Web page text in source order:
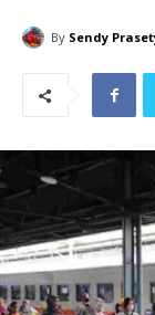
By Sendy